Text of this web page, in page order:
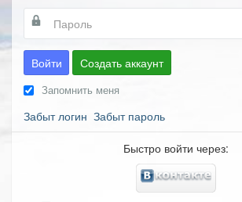
Войти Создать аккаунт
Запомнить меня
Забыт логин Забыт пароль
Быстро войти через: